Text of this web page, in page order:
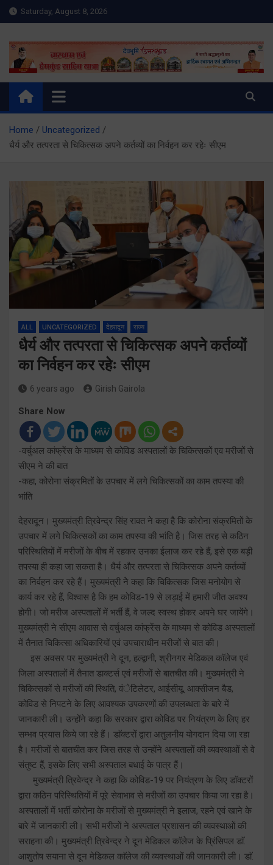
Skip
to
Saturday, August 8, 2026
Meru Raibar | Uttarakhand
News | Uttarkashi News
meruraibar.com
Home
Uncategorized
धैर्य और तत्परता से चिकित्सक अपने कर्तव्यों का निर्वहन कर रहेः सीएम
ALL UNCATEGORIZED देहरादून राज्य
धैर्य और तत्परता से चिकित्सक अपने कर्तव्यों
का निर्वहन कर रहेः सीएम
6 years ago Girish Gairola
Share Now
-वर्चुअल कांफ्रेंस के माध्यम से कोविड अस्पतालों के चिकित्सकों एव मरीजों से
सीएम ने की बात
-कहा, कोरोना संक्रमितों के उपचार में लगे चिकित्सकों का काम तपस्या की
भांति
देहरादून। मुख्यमंत्री त्रिवेन्द्र सिंह रावत ने कहा है कि कोरोना संक्रमितों के
उपचार में लगे चिकित्सकों का काम तपस्या की भांति है। जिस तरह से कठिन
परिस्थितियों में मरीजों के बीच में रहकर उनका ईलाज कर रहे हैं, इसे एक बड़ी
तपस्या ही कहा जा सकता है। धैर्य और तत्परता से चिकित्सक अपने कर्तव्यों
का निर्वहन कर रहे हैं। मुख्यमंत्री नेे कहा कि चिकित्सक जिस मनोयोग से
कार्य कर रहे हैं, विश्वास है कि हम कोविड-19 से लड़ाई में हमारी जीत अवश्य
होगी। जो मरीज अस्पतालों में भर्ती हैं, वे जल्द स्वस्थ होकर अपने घर जायेंगे।
मुख्यमंत्री ने सीएम आवास से वर्चुअल कांफ्रेंस के माध्यम से कोविड अस्पतालों
में तैनात चिकित्सा अधिकारियों एवं उपचाराधीन मरीजों से बात की।
इस अवसर पर मुख्यमंत्री ने दून, हल्द्वानी, श्रीनगर मेडिकल काॅलेज एवं
जिला अस्पतालों में तैनात डाक्टर्स एवं मरीजों से बातचीत की। मुख्यमंत्री ने
चिकित्सकों से मरीजों की स्थिति, वंेटिलेटर, आईसीयू, आक्सीजन बैड,
कोविड से निपटने के लिए आवश्यक उपकरणों की उपलब्धता के बारे में
जानकारी ली। उन्होंने कहा कि सरकार द्वारा कोविड पर नियंत्रण के लिए हर
सम्भव प्रयास किये जा रहे हैं। डाॅक्टरों द्वारा अतुलनीय योगदान दिया जा रहा
है। मरीजों से बातचीत कर जिस तरह से उन्होंने अस्पतालों की व्यवस्थाओं से वे
संतुष्ट हैं, इसके लिए सभी अस्पताल बधाई के पात्र हैं।
मुख्यमंत्री त्रिवेन्द्र ने कहा कि कोविड-19 पर नियंत्रण के लिए डाॅक्टरों
द्वारा कठिन परिस्थितियों में पूरे सेवाभाव से मरीजों का उपचार किया जा रहा है।
अस्पतालों में भर्ती कोरोना के मरीजों से मुख्यमंत्री ने इलाज, रहने एवं खाने के
बारे में जानकारी ली। सभी मरीजों ने अस्पताल प्रशासन की व्यवस्थाओं की
सराहना की। मुख्यमंत्री त्रिवेन्द्र ने दून मेडिकल काॅलेज के प्रिंसिपल डाॅ.
आशुतोष सयाना से दून मेडिकल काॅलेज की व्यवस्थाओं की जानकारी ली। डाॅ.